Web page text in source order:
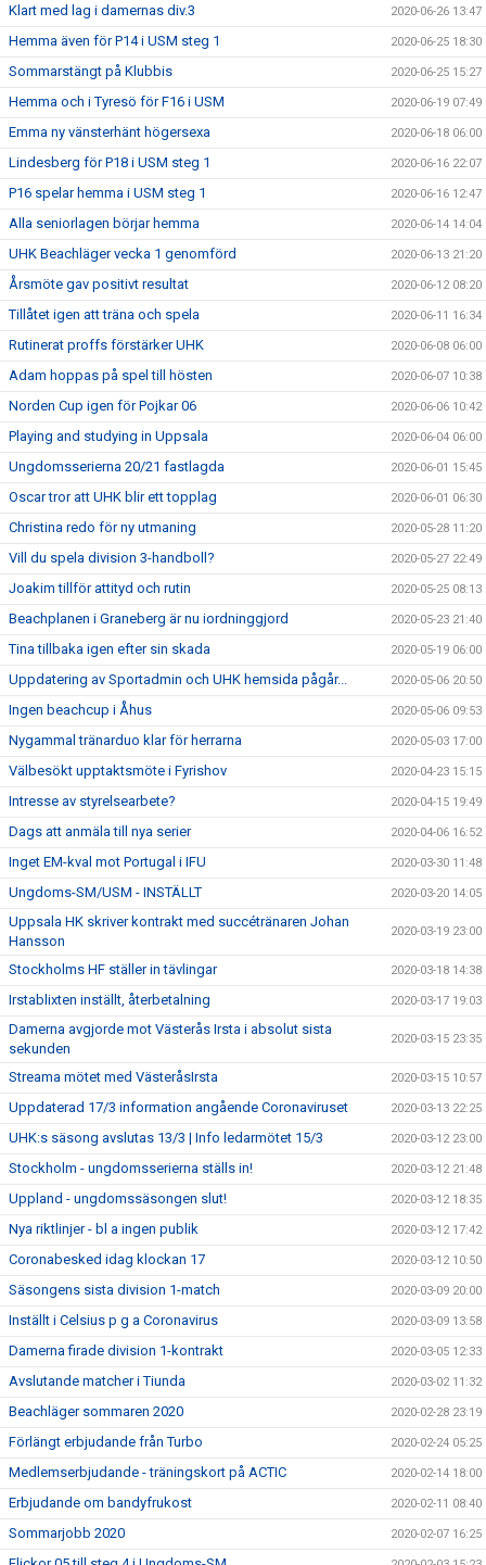
Klart med lag i damernas div.3 2020-06-26 13:47
Hemma även för P14 i USM steg 1 2020-06-25 18:30
Sommarstängt på Klubbis 2020-06-25 15:27
Hemma och i Tyresö för F16 i USM 2020-06-19 07:49
Emma ny vänsterhänt högersexa 2020-06-18 06:00
Lindesberg för P18 i USM steg 1 2020-06-16 22:07
P16 spelar hemma i USM steg 1 2020-06-16 12:47
Alla seniorlagen börjar hemma 2020-06-14 14:04
UHK Beachläger vecka 1 genomförd 2020-06-13 21:20
Årsmöte gav positivt resultat 2020-06-12 08:20
Tillåtet igen att träna och spela 2020-06-11 16:34
Rutinerat proffs förstärker UHK 2020-06-08 06:00
Adam hoppas på spel till hösten 2020-06-07 10:38
Norden Cup igen för Pojkar 06 2020-06-06 10:42
Playing and studying in Uppsala 2020-06-04 06:00
Ungdomsserierna 20/21 fastlagda 2020-06-01 15:45
Oscar tror att UHK blir ett topplag 2020-06-01 06:30
Christina redo för ny utmaning 2020-05-28 11:20
Vill du spela division 3-handboll? 2020-05-27 22:49
Joakim tillför attityd och rutin 2020-05-25 08:13
Beachplanen i Graneberg är nu iordninggjord 2020-05-23 21:40
Tina tillbaka igen efter sin skada 2020-05-19 06:00
Uppdatering av Sportadmin och UHK hemsida pågår... 2020-05-06 20:50
Ingen beachcup i Åhus 2020-05-06 09:53
Nygammal tränarduo klar för herrarna 2020-05-03 17:00
Välbesökt upptaktsmöte i Fyrishov 2020-04-23 15:15
Intresse av styrelsearbete? 2020-04-15 19:49
Dags att anmäla till nya serier 2020-04-06 16:52
Inget EM-kval mot Portugal i IFU 2020-03-30 11:48
Ungdoms-SM/USM - INSTÄLLT 2020-03-20 14:05
Uppsala HK skriver kontrakt med succétränaren Johan
Hansson
2020-03-19 23:00
Stockholms HF ställer in tävlingar 2020-03-18 14:38
Irstablixten inställt, återbetalning 2020-03-17 19:03
Damerna avgjorde mot Västerås Irsta i absolut sista
sekunden
2020-03-15 23:35
Streama mötet med VästeråsIrsta 2020-03-15 10:57
Uppdaterad 17/3 information angående Coronaviruset 2020-03-13 22:25
UHK:s säsong avslutas 13/3 | Info ledarmötet 15/3 2020-03-12 23:00
Stockholm - ungdomsserierna ställs in! 2020-03-12 21:48
Uppland - ungdomssäsongen slut! 2020-03-12 18:35
Nya riktlinjer - bl a ingen publik 2020-03-12 17:42
Coronabesked idag klockan 17 2020-03-12 10:50
Säsongens sista division 1-match 2020-03-09 20:00
Inställt i Celsius p g a Coronavirus 2020-03-09 13:58
Damerna firade division 1-kontrakt 2020-03-05 12:33
Avslutande matcher i Tiunda 2020-03-02 11:32
Beachläger sommaren 2020 2020-02-28 23:19
Förlängt erbjudande från Turbo 2020-02-24 05:25
Medlemserbjudande - träningskort på ACTIC 2020-02-14 18:00
Erbjudande om bandyfrukost 2020-02-11 08:40
Sommarjobb 2020 2020-02-07 16:25